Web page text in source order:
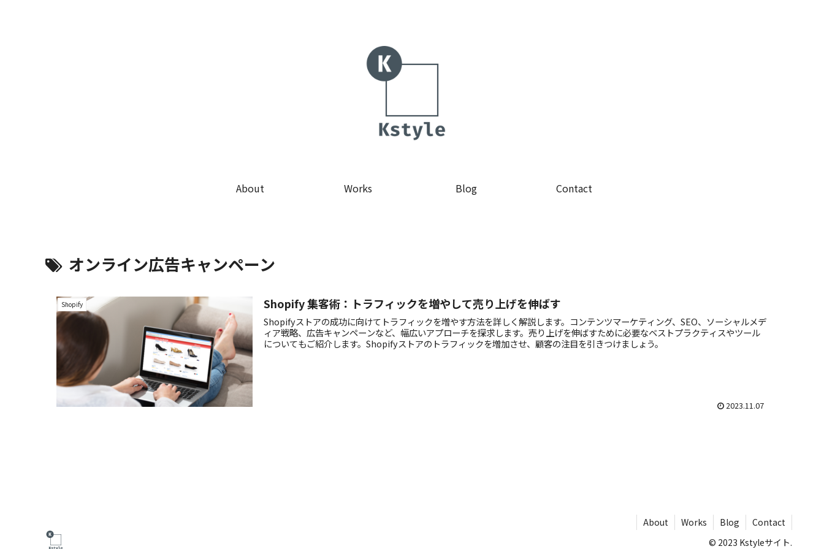
About Works Blog Contact
オンライン広告キャンペーン
Shopify Shopify 集客術：トラフィックを増やして売り上げを伸ばす
Shopifyストアの成功に向けてトラフィックを増やす方法を詳しく解説します。コンテンツマーケティング、SEO、ソーシャルメデ
ィア戦略、広告キャンペーンなど、幅広いアプローチを探求します。売り上げを伸ばすために必要なベストプラクティスやツール
についてもご紹介します。Shopifyストアのトラフィックを増加させ、顧客の注目を引きつけましょう。
2023.11.07
About Works Blog
Contact
© 2023 Kstyleサイト.